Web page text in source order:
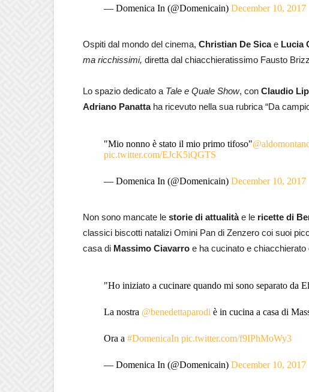
— Domenica In (@Domenicain) December 10, 2017
Ospiti dal mondo del cinema, Christian De Sicae Lucia
ma ricchissimi, diretta dal chiacchieratissimo Fausto
Lo spazio dedicato a Tale e Quale Show, con Claudio
Adriano Panattaha ricevuto nella sua rubrica “Da
"Mio nonno è stato il mio primo tifoso"
pic.twitter.com/EJcK5iQGTS
— Domenica In (@Domenicain) December 10, 2017
Non sono mancate le storie di attualitàe le ricette di
classici biscotti natalizi Omini Pan di Zenzero coi suoi
casa di Massimo Ciavarro e ha cucinato e chiacchierato
"Ho iniziato a cucinare quando mi sono separato da
La nostra @benedettaparodi è in cucina a casa di
Ora a #DomenicaIn pic.twitter.com/f9IPhMoWy3
— Domenica In (@Domenicain) December 10, 2017